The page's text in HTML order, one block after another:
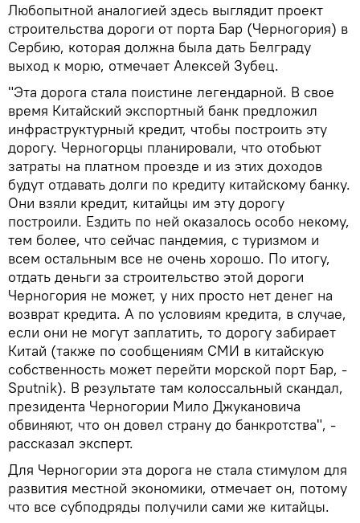
Любопытной аналогией здесь выглядит проект
строительства дороги от порта Бар (Черногория) в
Сербию, которая должна была дать Белграду
выход к морю, отмечает Алексей Зубец.
"Эта дорога стала поистине легендарной. В свое
время Китайский экспортный банк предложил
инфраструктурный кредит, чтобы построить эту
дорогу. Черногорцы планировали, что отобьют
затраты на платном проезде и из этих доходов
будут отдавать долги по кредиту китайскому банку.
Они взяли кредит, китайцы им эту дорогу
построили. Ездить по ней оказалось особо некому,
тем более, что сейчас пандемия, с туризмом и
всем остальным все не очень хорошо. По итогу,
отдать деньги за строительство этой дороги
Черногория не может, у них просто нет денег на
возврат кредита. А по условиям кредита, в случае,
если они не могут заплатить, то дорогу забирает
Китай (также по сообщениям СМИ в китайскую
собственность может перейти морской порт Бар, -
Sputnik). В результате там колоссальный скандал,
президента Черногории Мило Джукановича
обвиняют, что он довел страну до банкротства", -
рассказал эксперт.
Для Черногории эта дорога не стала стимулом для
развития местной экономики, отмечает он, потому
что все субподряды получили сами же китайцы.